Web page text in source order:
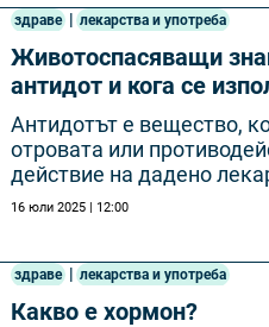
здраве | лекарства и употреба
Животоспасяващи
антидот и кога се
Антидотът е вещество,
отровата или
действие на дадено
16 юли 2025 | 12:00
здраве | лекарства и употреба
Какво е хормон?